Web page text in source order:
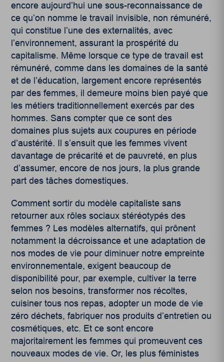
encore aujourd’hui une sous-reconnaissance de
ce qu’on nomme le travail invisible, non rémunéré,
qui constitue l’une des externalités, avec
l’environnement, assurant la prospérité du
capitalisme. Même lorsque ce type de travail est
rémunéré, comme dans les domaines de la santé
et de l’éducation, largement encore représentés
par des femmes, il demeure moins bien payé que
les métiers traditionnellement exercés par des
hommes. Sans compter que ce sont des
domaines plus sujets aux coupures en période
d’austérité. Il s’ensuit que les femmes vivent
davantage de précarité et de pauvreté, en plus
d’assumer, encore de nos jours, la plus grande
part des tâches domestiques.
Comment sortir du modèle capitaliste sans
retourner aux rôles sociaux stéréotypés des
femmes ? Les modèles alternatifs, qui prônent
notamment la décroissance et une adaptation de
nos modes de vie pour diminuer notre empreinte
environnementale, exigent beaucoup de
disponibilité pour, par exemple, cultiver la terre
selon nos besoins, transformer nos récoltes,
cuisiner tous nos repas, adopter un mode de vie
zéro déchets, fabriquer nos produits d’entretien ou
cosmétiques, etc. Et ce sont encore
majoritairement les femmes qui promeuvent ces
nouveaux modes de vie. Or, les plus féministes